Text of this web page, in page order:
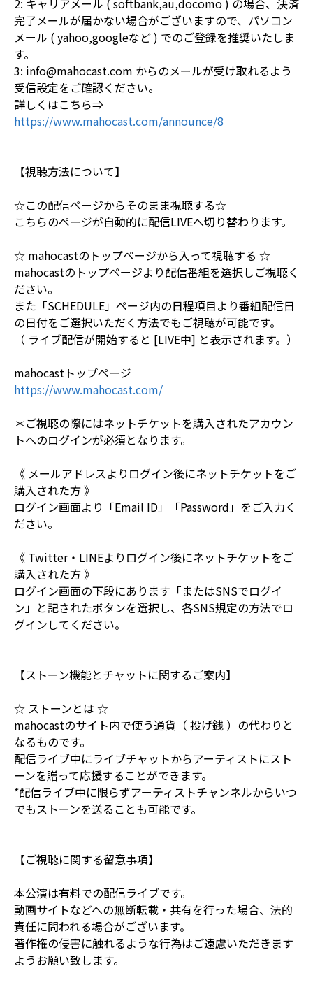
2: キャリアメール ( softbank,au,docomo ) の場合、決済
完了メールが届かない場合がございますので、パソコン
メール ( yahoo,googleなど ) でのご登録を推奨いたしま
す。
3: info@mahocast.com からのメールが受け取れるよう
受信設定をご確認ください。
詳しくはこちら⇒
https://www.mahocast.com/announce/8
【視聴方法について】
☆この配信ページからそのまま視聴する☆
こちらのページが自動的に配信LIVEへ切り替わります。
☆ mahocastのトップページから入って視聴する ☆
mahocastのトップページより配信番組を選択しご視聴く
ださい。
また「SCHEDULE」ページ内の日程項目より番組配信日
の日付をご選択いただく方法でもご視聴が可能です。
（ ライブ配信が開始すると [LIVE中] と表示されます。）
mahocastトップページ
https://www.mahocast.com/
＊ご視聴の際にはネットチケットを購入されたアカウン
トへのログインが必須となります。
《 メールアドレスよりログイン後にネットチケットをご
購入された方 》
ログイン画面より「Email ID」「Password」をご入力く
ださい。
《 Twitter・LINEよりログイン後にネットチケットをご
購入された方 》
ログイン画面の下段にあります「またはSNSでログイ
ン」と記されたボタンを選択し、各SNS規定の方法でロ
グインしてください。
【ストーン機能とチャットに関するご案内】
☆ ストーンとは ☆
mahocastのサイト内で使う通貨（ 投げ銭 ）の代わりと
なるものです。
配信ライブ中にライブチャットからアーティストにスト
ーンを贈って応援することができます。
*配信ライブ中に限らずアーティストチャンネルからいつ
でもストーンを送ることも可能です。
【ご視聴に関する留意事項】
本公演は有料での配信ライブです。
動画サイトなどへの無断転載・共有を行った場合、法的
責任に問われる場合がございます。
著作権の侵害に触れるような行為はご遠慮いただきます
ようお願い致します。